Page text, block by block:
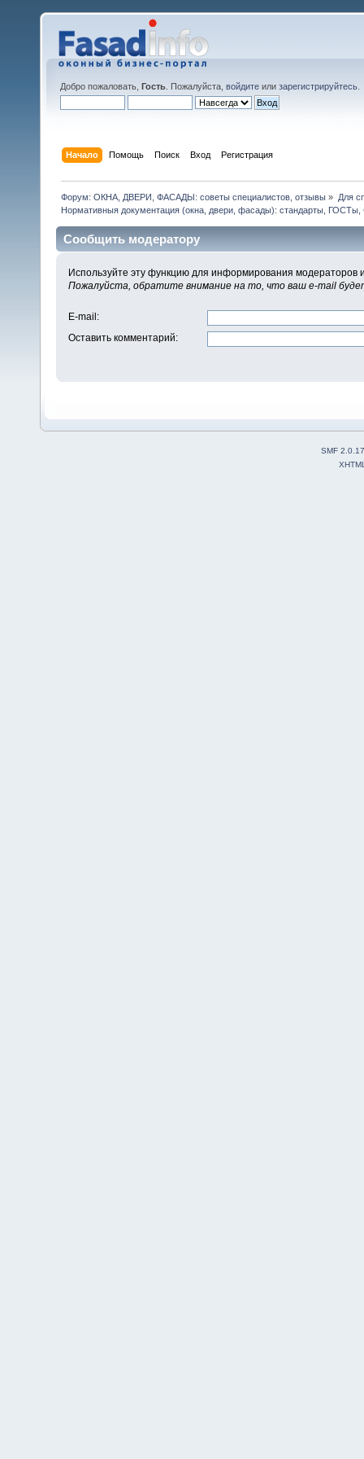
Добро пожаловать, Гость . Пожалуйста, войдите или зарегистрируйтесь
Начало Помощь Поиск Вход Регистрация
Форум: ОКНА, ДВЕРИ, ФАСАДЫ: советы специалистов, отзывы » Для
Нормативныя документация (окна, двери, фасады): стандарты,
Сообщить модератору
Используйте эту функцию для информирования модераторов
Пожалуйста, обратите внимание на то, что ваш e-mail
E-mail :
Оставить комментарий:
SMF 2.0.17